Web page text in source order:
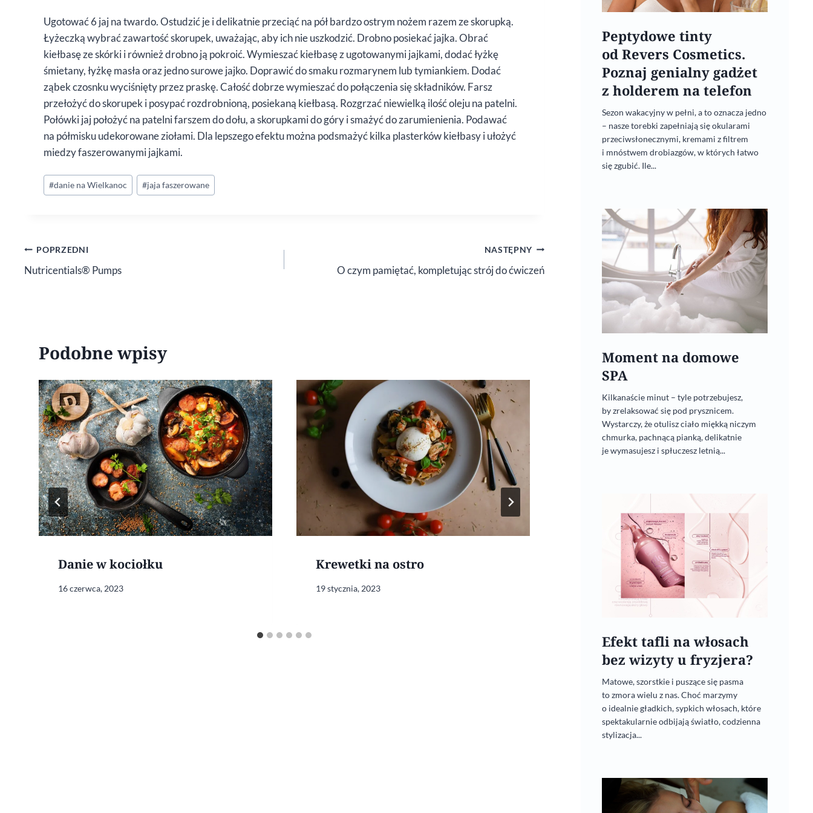
Ugotować 6 jaj na twardo. Ostudzić je i delikatnie przeciąć na pół bardzo ostrym nożem razem ze skorupką.
Łyżeczką wybrać zawartość skorupek, uważając, aby ich nie uszkodzić. Drobno posiekać jajka. Obrać
kiełbasę ze skórki i również drobno ją pokroić. Wymieszać kiełbasę z ugotowanymi jajkami, dodać łyżkę
śmietany, łyżkę masła oraz jedno surowe jajko. Doprawić do smaku rozmarynem lub tymiankiem. Dodać
ząbek czosnku wyciśnięty przez praskę. Całość dobrze wymieszać do połączenia się składników. Farsz
przełożyć do skorupek i posypać rozdrobnioną, posiekaną kiełbasą. Rozgrzać niewielką ilość oleju na patelni.
Połówki jaj położyć na patelni farszem do dołu, a skorupkami do góry i smażyć do zarumienienia. Podawać
na półmisku udekorowane ziołami. Dla lepszego efektu można podsmażyć kilka plasterków kiełbasy i ułożyć
miedzy faszerowanymi jajkami.
Tagi
wpisu:
#danie na Wielkanoc #jaja faszerowane
Nawigacja
wpisu
POPRZEDNI
Nutricentials® Pumps
NASTĘPNY
O czym pamiętać, kompletując strój do ćwiczeń
Podobne wpisy
Danie w kociołku
16 czerwca, 2023
Krewetki na ostro
19 stycznia, 2023
Szparagi zapiekane z płatkami
migdałowymi
oraz parmezanem
Peptydowe tinty
od Revers Cosmetics.
Poznaj genialny gadżet
z holderem na telefon
Sezon wakacyjny w pełni, a to oznacza jedno
– nasze torebki zapełniają się okularami
przeciwsłonecznymi, kremami z filtrem
i mnóstwem drobiazgów, w których łatwo
się zgubić. Ile...
Moment na domowe
SPA
Kilkanaście minut – tyle potrzebujesz,
by zrelaksować się pod prysznicem.
Wystarczy, że otulisz ciało miękką niczym
chmurka, pachnącą pianką, delikatnie
je wymasujesz i spłuczesz letnią...
Efekt tafli na włosach
bez wizyty u fryzjera?
Matowe, szorstkie i puszące się pasma
to zmora wielu z nas. Choć marzymy
o idealnie gładkich, sypkich włosach, które
spektakularnie odbijają światło, codzienna
stylizacja...